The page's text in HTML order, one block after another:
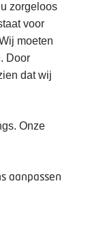
zorgeloos
voor
moeten
Door
dat wij
Onze
aanpassen